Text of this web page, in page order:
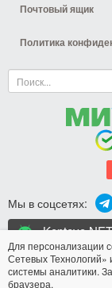
Почтовый ящик
Политика
Мы в соцсетях:
Koptevo.NET
для Android
Для персонализации
Сетевых Технологий»
системы аналитики.
браузера.